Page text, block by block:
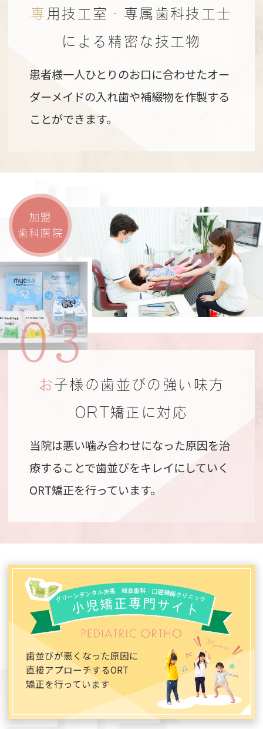
専用技工室・専属歯科技工士
による精密な技工物
患者様一人ひとりのお口に合わせたオー
ダーメイドの入れ歯や補綴物を作製する
ことができます。
03
お子様の歯並びの強い味方
ORT矯正に対応
当院は悪い噛み合わせになった原因を治
療することで歯並びをキレイにしていく
ORT矯正を行っています。
歯並びが悪くなった原因に
直接アプローチするORT
矯正を行っています